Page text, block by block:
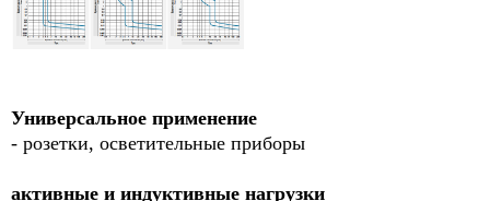
Универсальное применение
- розетки, осветительные приборы
активные и индуктивные нагрузки